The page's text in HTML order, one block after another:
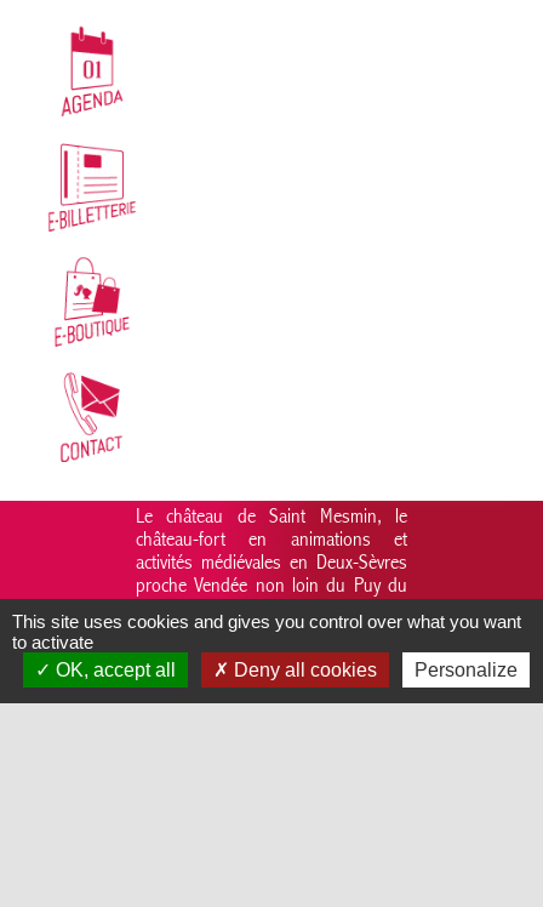
Le château de Saint Mesmin, le
château-fort en animations et
activités médiévales en Deux-Sèvres
proche Vendée non loin du Puy du
enfants tels de vrais chevaliers et
princesses du moyen-âge.
This site uses cookies and gives you control over what you want
to activate
OK, accept all
Deny all cookies Personalize